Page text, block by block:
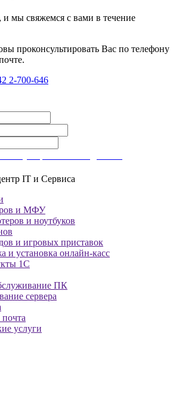
и мы свяжемся с вами в течение
проконсультировать Вас по телефону
2-700-646
IT и Сервиса
и МФУ
и ноутбуков
и игровых приставок
и установка онлайн-касс
1С
ПК
сервера
услуги